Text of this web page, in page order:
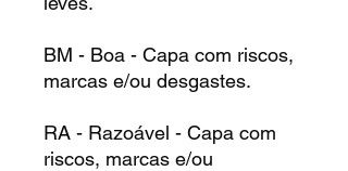
BM - Boa - Capa com riscos,
marcas e/ou desgastes.
RA - Razoável - Capa com
riscos, marcas e/ou